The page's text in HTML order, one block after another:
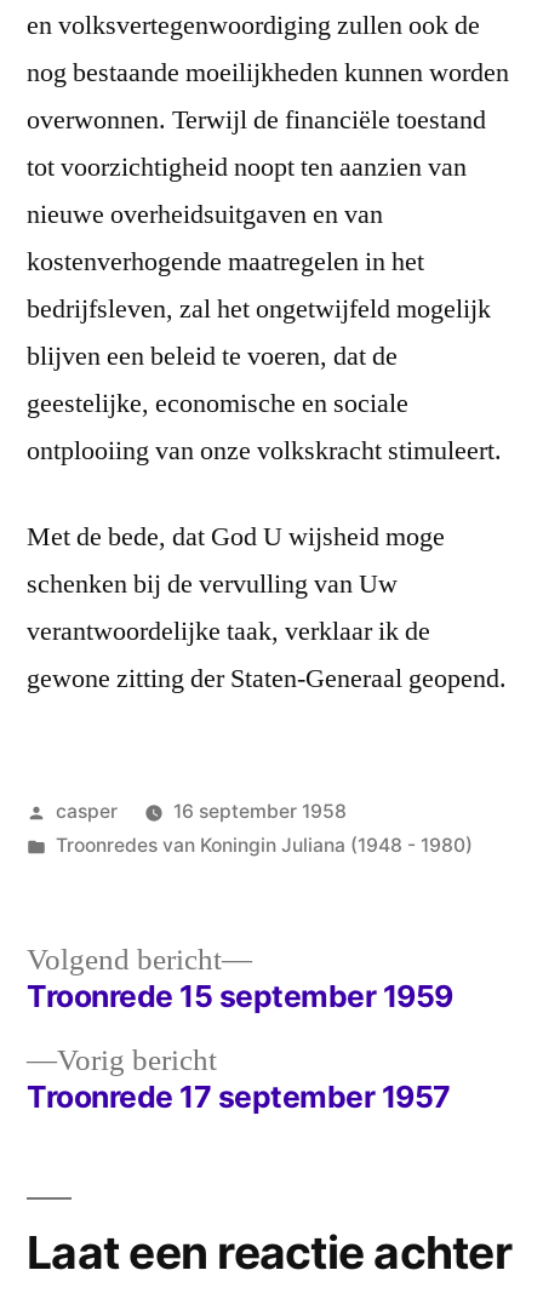
en volksvertegenwoordiging zullen ook de
nog bestaande moeilijkheden kunnen worden
overwonnen. Terwijl de financiële toestand
tot voorzichtigheid noopt ten aanzien van
nieuwe overheidsuitgaven en van
kostenverhogende maatregelen in het
bedrijfsleven, zal het ongetwijfeld mogelijk
blijven een beleid te voeren, dat de
geestelijke, economische en sociale
ontplooiing van onze volkskracht stimuleert.
Met de bede, dat God U wijsheid moge
schenken bij de vervulling van Uw
verantwoordelijke taak, verklaar ik de
gewone zitting der Staten-Generaal geopend.
Geplaatst
door
casper
16 september 1958
Geplaatst
Troonredes van Koningin Juliana (1948 - 1980)
Bericht
navigatie
Vorig berichtVorig
bericht:
Troonrede 17 september 1957
Volgend bericht
Volgend
bericht:
Troonrede 15 september 1959
Laat een reactie achter